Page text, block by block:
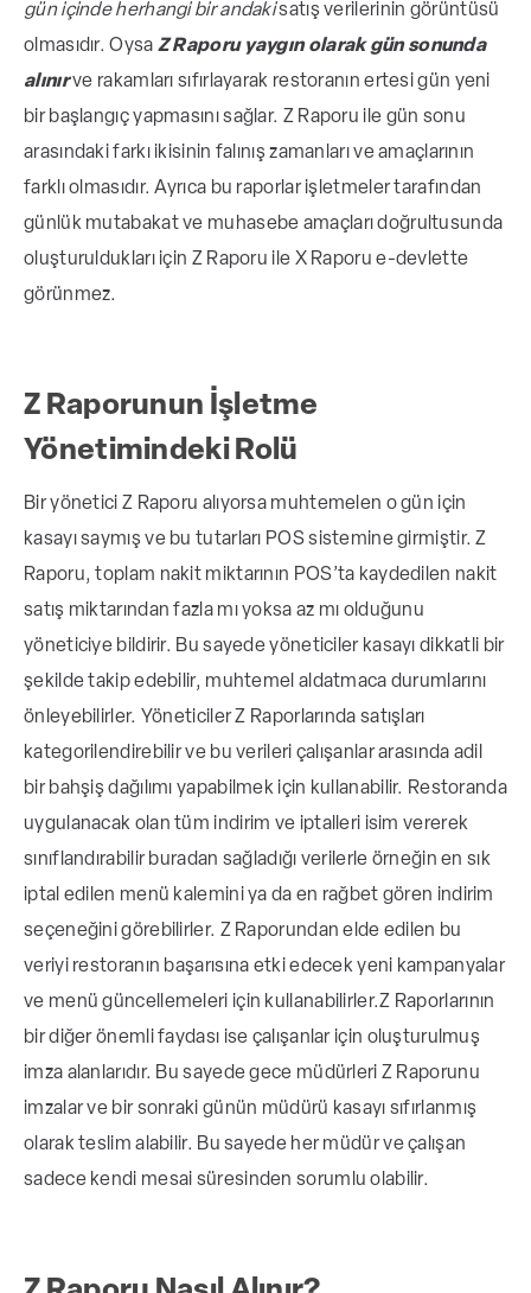
gün içinde herhangi bir andakisatış verilerinin görüntüsü
olmasıdır. Oysa Z Raporu yaygın olarak gün sonunda
alınırve rakamları sıfırlayarak restoranın ertesi gün yeni
bir başlangıç yapmasını sağlar. Z Raporu ile gün sonu
arasındaki farkı ikisinin falınış zamanları ve amaçlarının
farklı olmasıdır. Ayrıca bu raporlar işletmeler tarafından
günlük mutabakat ve muhasebe amaçları doğrultusunda
oluşturuldukları için Z Raporu ile X Raporu e-devlette
görünmez.
Z Raporunun İşletme
Yönetimindeki Rolü
Bir yönetici Z Raporu alıyorsa muhtemelen o gün için
kasayı saymış ve bu tutarları POS sistemine girmiştir. Z
Raporu, toplam nakit miktarının POS’ta kaydedilen nakit
satış miktarından fazla mı yoksa az mı olduğunu
yöneticiye bildirir. Bu sayede yöneticiler kasayı dikkatli bir
şekilde takip edebilir, muhtemel aldatmaca durumlarını
önleyebilirler. Yöneticiler Z Raporlarında satışları
kategorilendirebilir ve bu verileri çalışanlar arasında adil
bir bahşiş dağılımı yapabilmek için kullanabilir. Restoranda
uygulanacak olan tüm indirim ve iptalleri isim vererek
sınıflandırabilir buradan sağladığı verilerle örneğin en sık
iptal edilen menü kalemini ya da en rağbet gören indirim
seçeneğini görebilirler. Z Raporundan elde edilen bu
veriyi restoranın başarısına etki edecek yeni kampanyalar
ve menü güncellemeleri için kullanabilirler.Z Raporlarının
bir diğer önemli faydası ise çalışanlar için oluşturulmuş
imza alanlarıdır. Bu sayede gece müdürleri Z Raporunu
imzalar ve bir sonraki günün müdürü kasayı sıfırlanmış
olarak teslim alabilir. Bu sayede her müdür ve çalışan
sadece kendi mesai süresinden sorumlu olabilir.